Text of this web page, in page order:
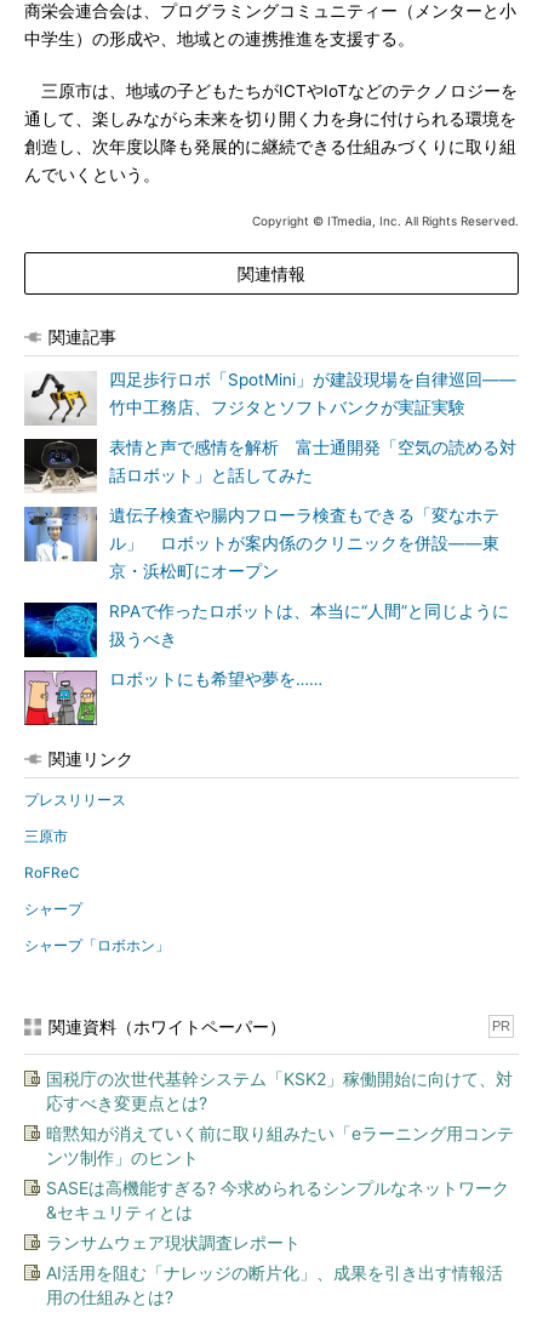
商栄会連合会は、プログラミングコミュニティー（メンターと小
中学生）の形成や、地域との連携推進を支援する。
三原市は、地域の子どもたちがICTやIoTなどのテクノロジーを
通して、楽しみながら未来を切り開く力を身に付けられる環境を
創造し、次年度以降も発展的に継続できる仕組みづくりに取り組
んでいくという。
Copyright © ITmedia, Inc. All Rights Reserved.
関連情報
関連記事
四足歩行ロボ「SpotMini」が建設現場を自律巡回――
竹中工務店、フジタとソフトバンクが実証実験
表情と声で感情を解析 富士通開発「空気の読める対
話ロボット」と話してみた
遺伝子検査や腸内フローラ検査もできる「変なホテ
ル」 ロボットが案内係のクリニックを併設――東
京・浜松町にオープン
RPAで作ったロボットは、本当に“人間”と同じように
扱うべき
ロボットにも希望や夢を……
関連リンク
プレスリリース
三原市
RoFReC
シャープ
シャープ「ロボホン」
関連資料（ホワイトペーパー） PR
国税庁の次世代基幹システム「KSK2」稼働開始に向けて、対
応すべき変更点とは?
暗黙知が消えていく前に取り組みたい「eラーニング用コンテ
ンツ制作」のヒント
SASEは高機能すぎる? 今求められるシンプルなネットワーク
&セキュリティとは
ランサムウェア現状調査レポート
AI活用を阻む「ナレッジの断片化」、成果を引き出す情報活
用の仕組みとは?